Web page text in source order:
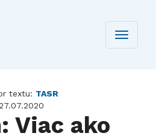
Toggle
textu: TASR
Viac ako